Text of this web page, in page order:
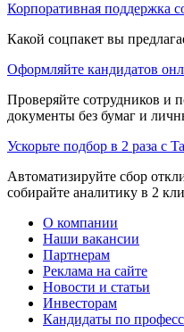
Корпоративная поддержка
Какой соцпакет вы
Оформляйте кандидатов
Проверяйте сотрудников и
документы без бумаг и
Ускорьте подбор в 2 раза с
Автоматизируйте сбор
собирайте аналитику в 2
О компании
Наши вакансии
Партнерам
Реклама на сайте
Новости и статьи
Инвесторам
Кандидаты по